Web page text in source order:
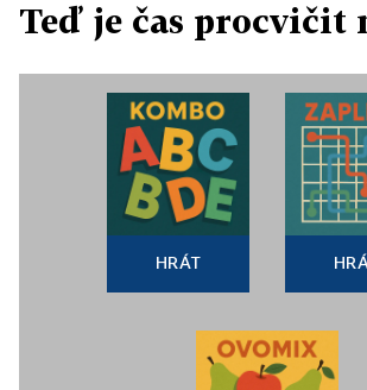
Teď je čas procvičit
HRÁT